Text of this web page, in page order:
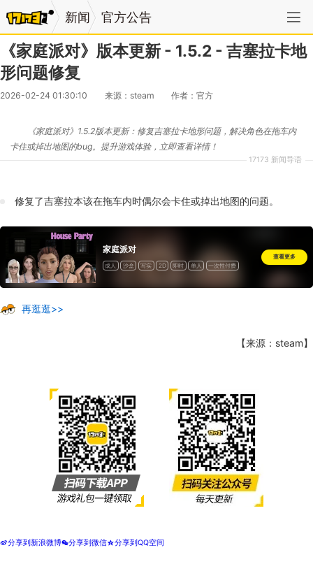
新闻 官方公告
《家庭派对》版本更新 - 1.5.2 - 吉塞拉卡地
形问题修复
2026-02-24 01:30:10 来源：steam 作者：官方
17173 新闻导语
《家庭派对》1.5.2版本更新：修复吉塞拉卡地形问题，解决角色在拖车内
卡住或掉出地图的bug。提升游戏体验，立即查看详情！
修复了吉塞拉本该在拖车内时偶尔会卡住或掉出地图的问题。
家庭派对
成人 沙盒 写实 2D 即时 单人 一次性付费
查看更多
再逛逛>>
【来源：steam】
t分享到新浪微博w分享到微信z分享到QQ空间